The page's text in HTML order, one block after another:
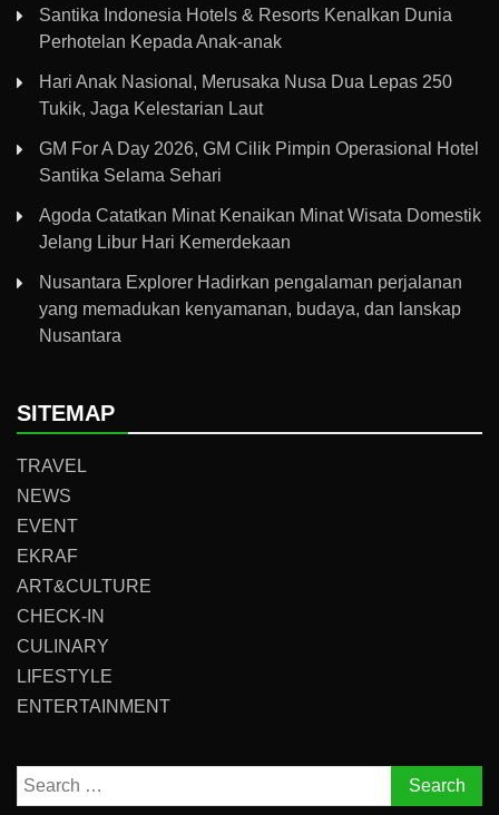
Santika Indonesia Hotels & Resorts Kenalkan Dunia
Perhotelan Kepada Anak-anak
Hari Anak Nasional, Merusaka Nusa Dua Lepas 250
Tukik, Jaga Kelestarian Laut
GM For A Day 2026, GM Cilik Pimpin Operasional Hotel
Santika Selama Sehari
Agoda Catatkan Minat Kenaikan Minat Wisata Domestik
Jelang Libur Hari Kemerdekaan
Nusantara Explorer Hadirkan pengalaman perjalanan
yang memadukan kenyamanan, budaya, dan lanskap
Nusantara
SITEMAP
TRAVEL
NEWS
EVENT
EKRAF
ART&CULTURE
CHECK-IN
CULINARY
LIFESTYLE
ENTERTAINMENT
Search
for: